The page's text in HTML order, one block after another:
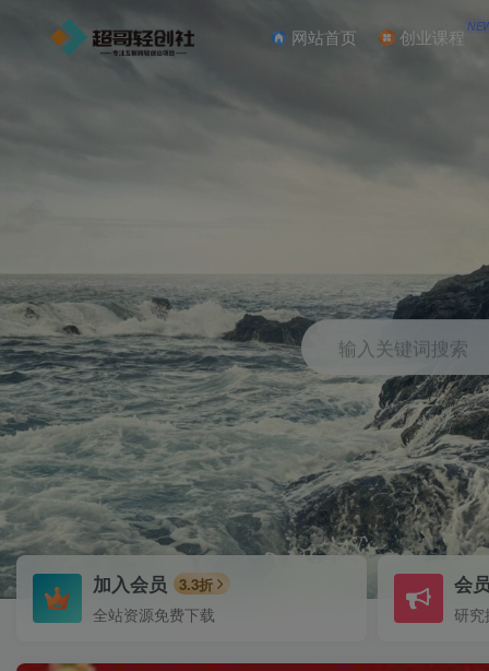
网站首页 创业课程
输入关键词搜索
加入会员 3.3折
全站资源免费下载
会
研究